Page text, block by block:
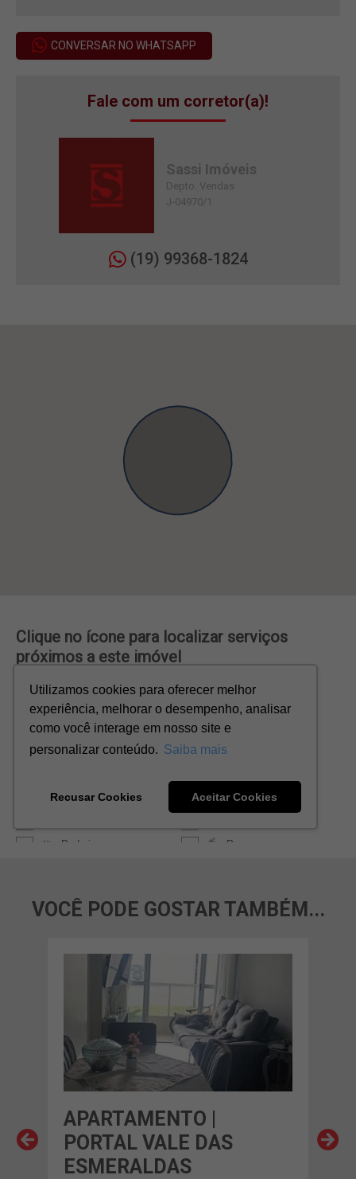
CONVERSAR NO WHATSAPP
Fale com um corretor(a)!
Sassi Imóveis
Depto. Vendas
J-04970/1
(19) 99368-1824
VOCÊ PODE GOSTAR TAMBÉM...
APARTAMENTO |
PORTAL VALE DAS
ESMERALDAS